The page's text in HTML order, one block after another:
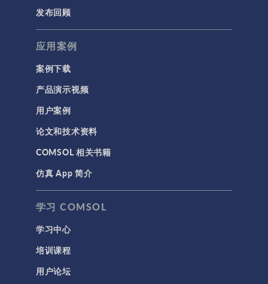
发布回顾
应用案例
案例下载
产品演示视频
用户案例
论文和技术资料
COMSOL 相关书籍
仿真 App 简介
学习 COMSOL
学习中心
培训课程
用户论坛